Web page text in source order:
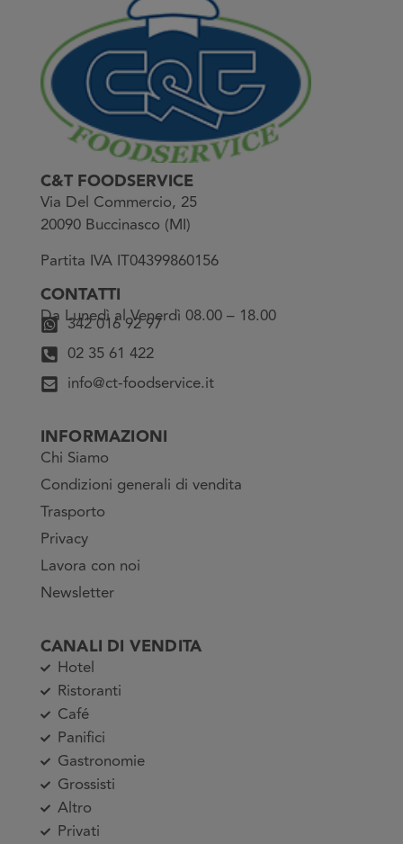
C&T FOODSERVICE
Via Del Commercio, 25
20090 Buccinasco (MI)
Partita IVA IT04399860156
CONTATTI
Da Lunedì al Venerdì 08.00 – 18.00
342 016 92 97
02 35 61 422
info@ct-foodservice.it
INFORMAZIONI
Chi Siamo
Condizioni generali di vendita
Trasporto
Privacy
Lavora con noi
Newsletter
CANALI DI VENDITA
Hotel
Ristoranti
Café
Panifici
Gastronomie
Grossisti
Altro
Privati